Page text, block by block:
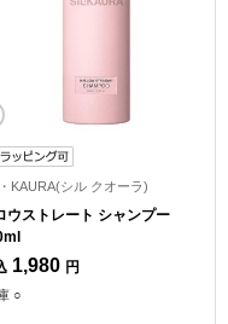
KAURA(シル クオーラ)
ウストレート シャンプー
1,980 円
○